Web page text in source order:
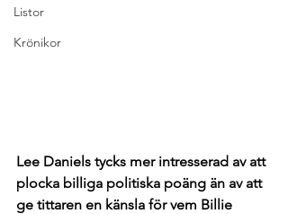
Listor
Krönikor
Lee Daniels tycks mer intresserad av att
plocka billiga politiska poäng än av att
ge tittaren en känsla för vem Billie